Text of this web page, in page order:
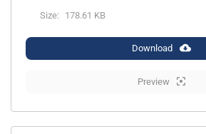
Size: 178.61 KB
Download
Preview